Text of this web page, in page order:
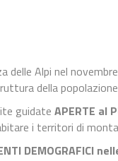
Alpi nel
della
guidate APERTE al
i territori di
DEMOGRAFICI